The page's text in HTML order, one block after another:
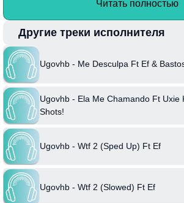
эмоциональный окрас, что позволяет
погрузиться в звучание и послание.
Интересный факт: Ugovhb, еще будучи
стремится сочетать различные
его творчество непредсказуемым и свежим.
Читать полностью
Другие треки исполнителя
Ugovhb - Me Desculpa Ft Ef &
Ugovhb - Ela Me Chamando Ft Uxie
Shots!
Ugovhb - Wtf 2 (Sped Up) Ft Ef
Ugovhb - Wtf 2 (Slowed) Ft Ef